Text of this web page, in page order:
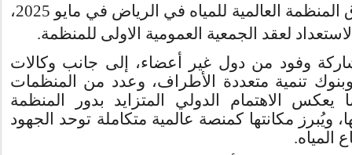
العالمية للمياه في الرياض في مايو 2025،
لعقد الجمعية العمومية الاولى للمنظمة.
وفود من دول غير أعضاء، إلى جانب وكالات
وبنوك تنمية متعددة الأطراف، وعدد من المنظمات
يعكس الاهتمام الدولي المتزايد بدور المنظمة
ويُبرز مكانتها كمنصة عالمية متكاملة توحد الجهود
المياه.